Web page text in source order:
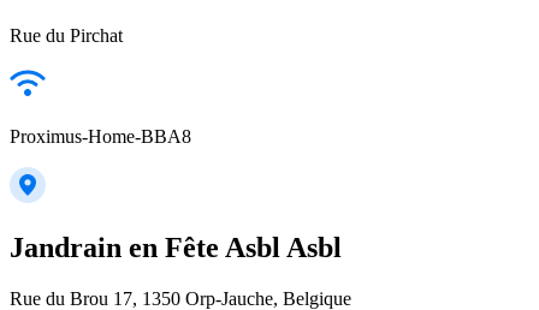
Rue du Pirchat
Proximus-Home-BBA8
Jandrain en Fête Asbl Asbl
Rue du Brou 17, 1350 Orp-Jauche, Belgique